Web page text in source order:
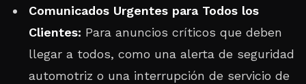
Comunicados Urgentes para Todos los
Clientes: Para anuncios críticos que deben
llegar a todos, como una alerta de seguridad
automotriz o una interrupción de servicio de